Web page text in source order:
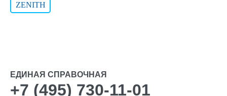
ZENITH
ЕДИНАЯ СПРАВОЧНАЯ
+7 (495) 730-11-01